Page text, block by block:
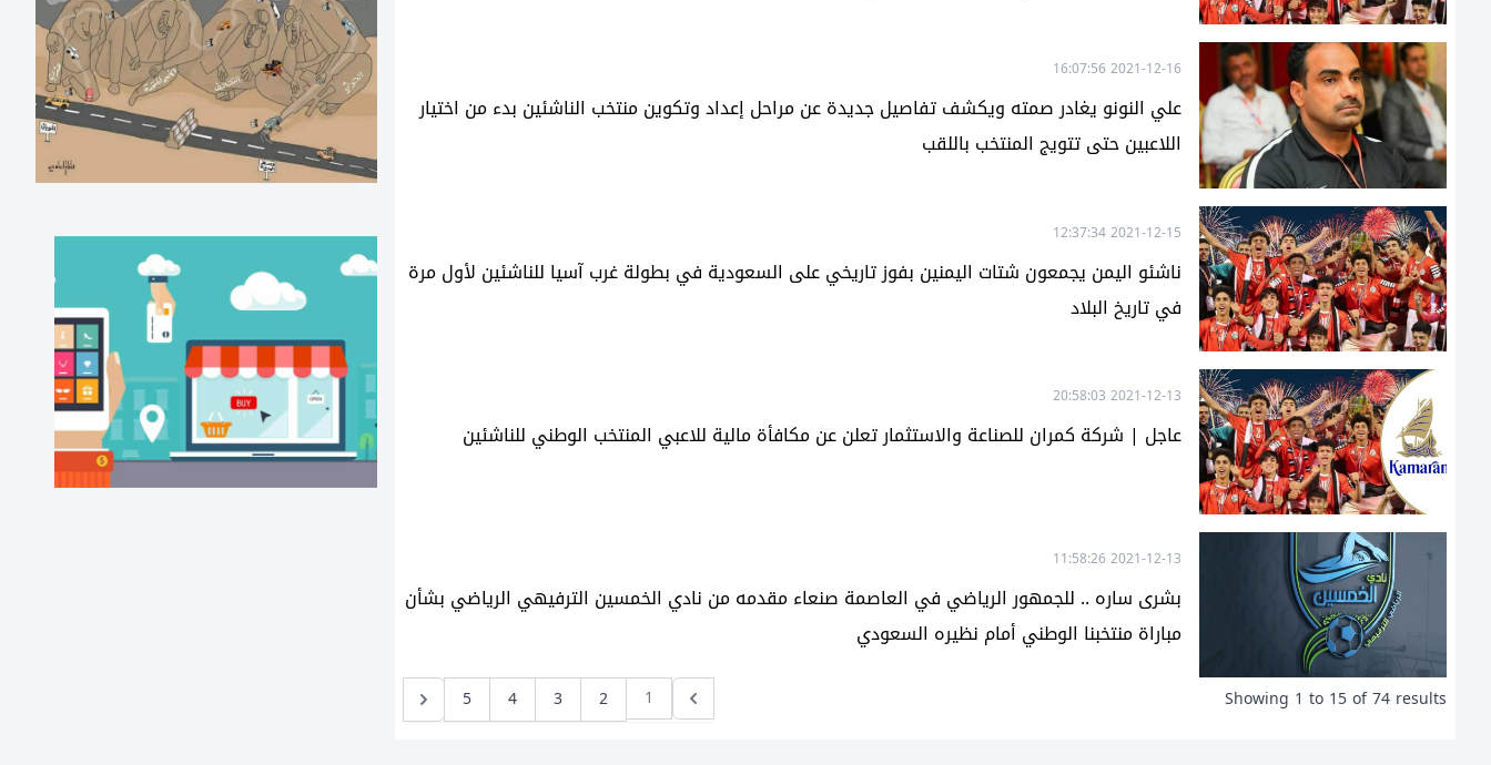
2021-12-16 16:07:56
علي النونو يغادر صمته ويكشف تفاصيل جديدة عن مراحل إعداد وتكوين منتخب الناشئين بدء من اختيار
اللاعبين حتى تتويج المنتخب باللقب
2021-12-15 12:37:34
ناشئو اليمن يجمعون شتات اليمنين بفوز تاريخي على السعودية في بطولة غرب آسيا للناشئين لأول مرة
في تاريخ البلاد
2021-12-13 20:58:03
عاجل | شركة كمران للصناعة والاستثمار تعلن عن مكافأة مالية للاعبي المنتخب الوطني للناشئين
2021-12-13 11:58:26
بشرى ساره .. للجمهور الرياضي في العاصمة صنعاء مقدمه من نادي الخمسين الترفيهي الرياضي بشأن
مباراة منتخبنا الوطني أمام نظيره السعودي
Showing 1 to 15of74 results
1
2
3
4
5